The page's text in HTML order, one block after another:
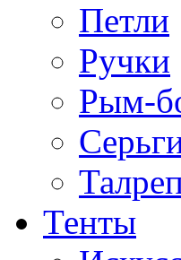
Петли
Ручки
Рым-
Тенты